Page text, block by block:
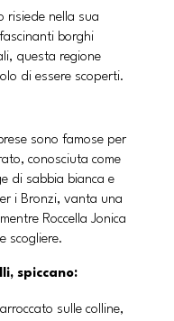
risiede nella sua
borghi
questa regione
di essere scoperti.
sono famose per
conosciuta come
di sabbia bianca e
i Bronzi, vanta una
Roccella Jonica
scogliere.
spiccano:
sulle colline,